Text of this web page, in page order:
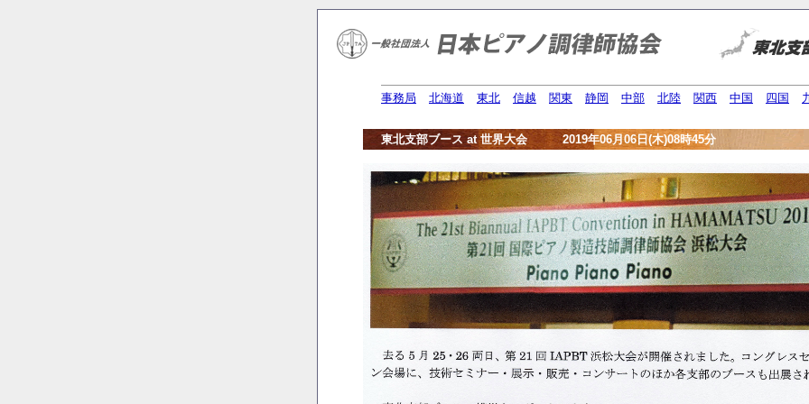
事務局 北海道 東北 信越 関東 静岡 中部 北陸 関西 中国 四国
東北支部ブース at 世界大会 2019年06月06日(木)08時45分